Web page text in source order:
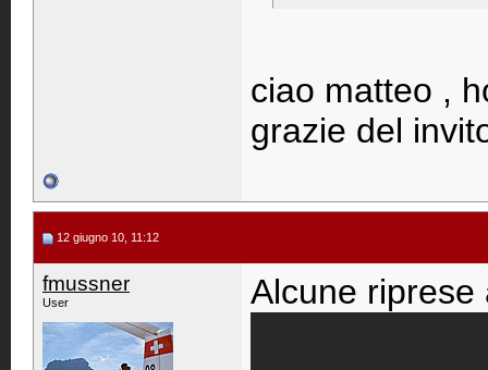
ciao matteo ,
grazie del
12 giugno 10, 11:12
fmussner
User Alcune riprese